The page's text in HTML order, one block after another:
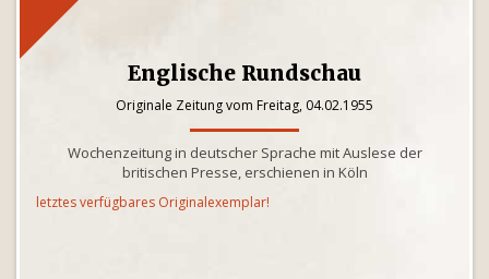
Englische Rundschau
Originale Zeitung vom Freitag, 04.02.1955
Wochenzeitung in deutscher Sprache mit Auslese der
britischen Presse, erschienen in Köln
letztes verfügbares Originalexemplar!